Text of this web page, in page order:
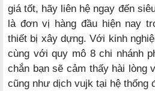
giá tốt, hãy liên hệ ngay đến
là đơn vị hàng đầu hiện nay
thiết bị xây dựng. Với kinh
cùng với quy mô 8 chi nhánh
chắn bạn sẽ cảm thấy hài lòng
cũng như dịch vujk tại hệ thống